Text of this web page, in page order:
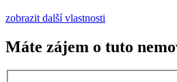
zobrazit další vlastnosti
Máte zájem o tuto